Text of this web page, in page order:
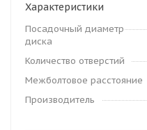
Характеристики
Посадочный диаметр
диска
Количество отверстий
Межболтовое расстояние
Производитель